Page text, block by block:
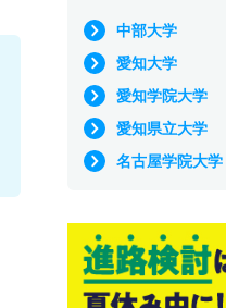
中部大学
愛知大学
愛知学院大学
愛知県立大学
名古屋学院大学